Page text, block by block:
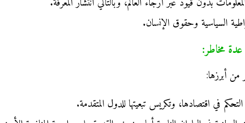
السياسية وحقوق الإنسان.
من أبرزها:
في اقتصادها، وتكريس تبعيتها للدول المتقدمة.